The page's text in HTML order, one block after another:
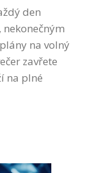
den
na volný
zavřete
na plné